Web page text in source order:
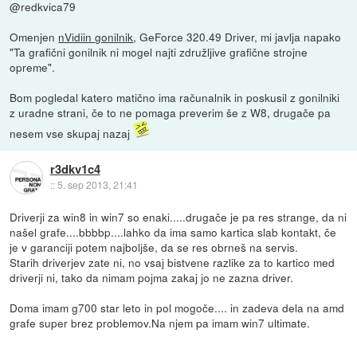
@redkvica79
Omenjen nVidiin gonilnik, GeForce 320.49 Driver, mi javlja napako
"Ta grafični gonilnik ni mogel najti združljive grafične strojne
opreme".
Bom pogledal katero matično ima računalnik in poskusil z gonilniki
z uradne strani, če to ne pomaga preverim še z W8, drugače pa
nesem vse skupaj nazaj
r3dkv1c4
::5. sep 2013, 21:41
Driverji za win8 in win7 so enaki.....drugače je pa res strange, da ni
našel grafe....bbbbp....lahko da ima samo kartica slab kontakt, če
je v garanciji potem najboljše, da se res obrneš na servis.
Starih driverjev zate ni, no vsaj bistvene razlike za to kartico med
driverji ni, tako da nimam pojma zakaj jo ne zazna driver.
Doma imam g700 star leto in pol mogoče.... in zadeva dela na amd
grafe super brez problemov.Na njem pa imam win7 ultimate.